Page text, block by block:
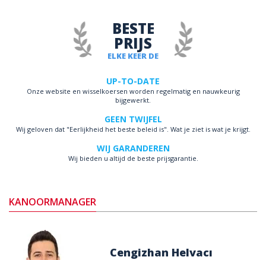
ELKE KEER DE
BESTE
PRIJS
UP-TO-DATE
Onze website en wisselkoersen worden regelmatig en nauwkeurig
bijgewerkt.
GEEN TWIJFEL
Wij geloven dat "Eerlijkheid het beste beleid is". Wat je ziet is wat je krijgt.
WIJ GARANDEREN
Wij bieden u altijd de beste prijsgarantie.
KANOORMANAGER
Cengizhan Helvacı